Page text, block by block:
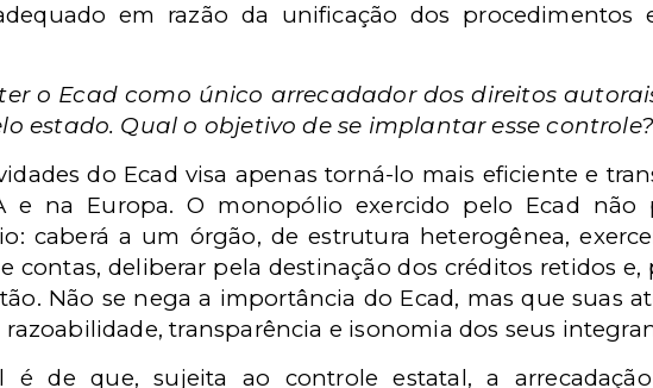
em razão da unificação dos procedimentos
o Ecad como único arrecadador dos direitos
estado. Qual o objetivo de se implantar esse controle?
do Ecad visa apenas torná-lo mais eficiente e
e na Europa. O monopólio exercido pelo Ecad não
caberá a um órgão, de estrutura heterogênea,
contas, deliberar pela destinação dos créditos retidos
Não se nega a importância do Ecad, mas que suas
transparência e isonomia dos seus
é de que, sujeita ao controle estatal, a